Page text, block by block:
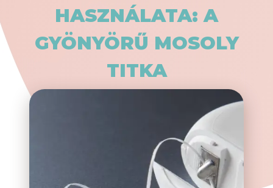
HASZNÁLATA: A
GYÖNYÖRŰ MOSOLY
TITKA